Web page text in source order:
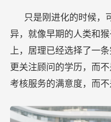
只是刚进化的时候，
异，就像早期的人类和
上，居理已经选择了一
更关注顾问的学历，而
考核服务的满意度，而不